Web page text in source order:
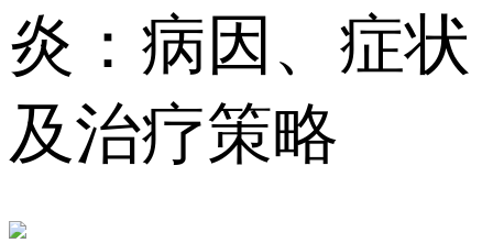
炎：病因、症状
及治疗策略